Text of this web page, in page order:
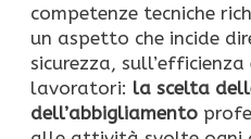
competenze tecniche
un aspetto che incide
sicurezza, sull’efficienza
lavoratori: la scelta
dell’abbigliamento